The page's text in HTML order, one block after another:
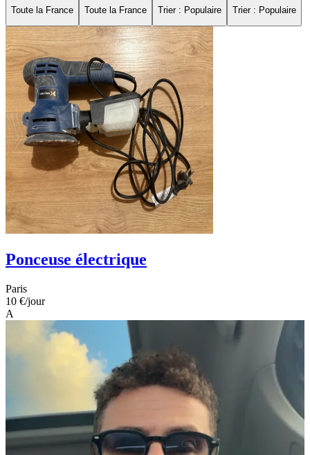
Toute la France Toute la France Trier : Populaire Trier : Populaire
Ponceuse électrique
Paris
10 €/jour
A